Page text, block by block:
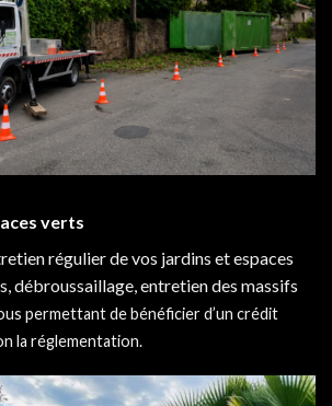
verts
régulier de vos jardins et espaces
débroussaillage, entretien des massifs
permettant de bénéficier d’un crédit
la réglementation.